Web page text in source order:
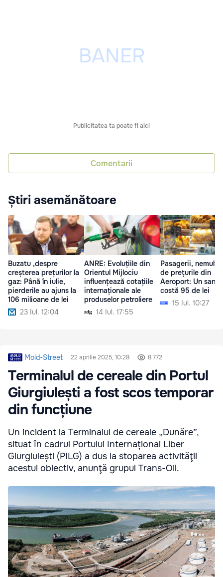
Publicitatea ta poate fi aici
Comentarii
Știri asemănătoare
Buzatu ,despre
creșterea prețurilor la
gaz: Până în iulie,
pierderile au ajuns la
106 milioane de lei
23 Iul. 12:04
ANRE: Evoluțiile din
Orientul Mijlociu
influențează cotațiile
internaționale ale
produselor petroliere
14 Iul. 17:55
Pasagerii,
de prețurile din
Aeroport: Un
costă 95 de lei
15 Iul. 10:27
Mold-Street 22 aprilie 2025, 10:28 8 772
Terminalul de cereale din Portul
Giurgiulești a fost scos temporar
din funcțiune
Un incident la Terminalul de cereale „Dunăre”,
situat în cadrul Portului Internațional Liber
Giurgiulești (PILG) a dus la stoparea activităţii
acestui obiectiv, anunţă grupul Trans-Oil.